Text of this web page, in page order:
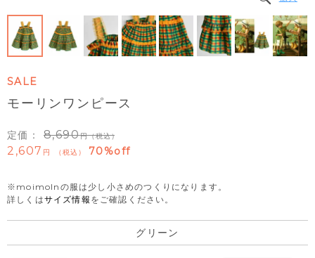
SALE
モーリンワンピース
定価： 8,690 （税込）
2,607 税込 70%off
※moimolnの服は少し小さめのつくりになります。
詳しくはサイズ情報 をご確認ください。
グリーン